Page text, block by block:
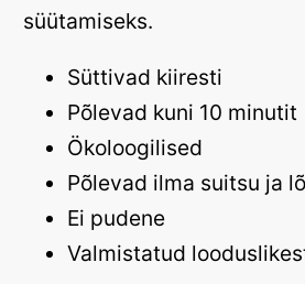
süütamiseks.
Süttivad kiiresti
Põlevad kuni 10 minutit
Ökoloogilised
Põlevad ilma suitsu ja
Ei pudene
Valmistatud